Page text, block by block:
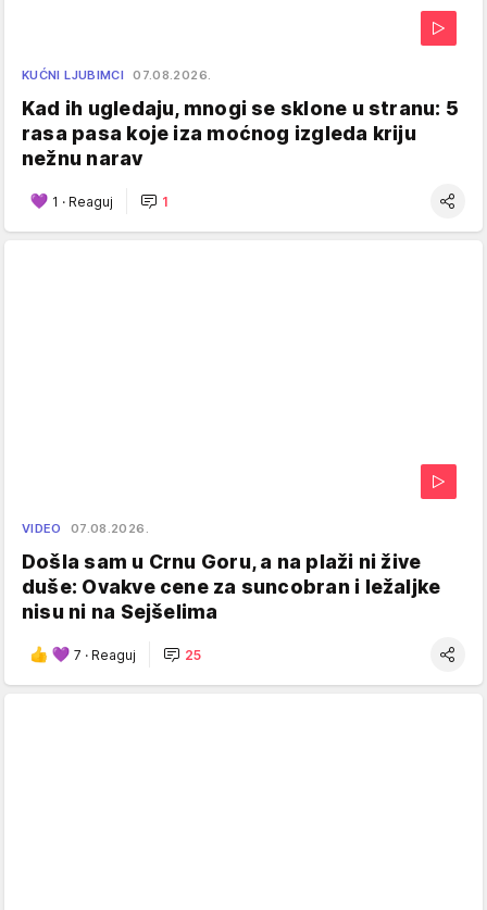
KUĆNI LJUBIMCI 07.08.2026.
Kad ih ugledaju, mnogi se sklone u stranu: 5
rasa pasa koje iza moćnog izgleda kriju
nežnu narav
1 · Reaguj 1
VIDEO 07.08.2026.
Došla sam u Crnu Goru, a na plaži ni žive
duše: Ovakve cene za suncobran i ležaljke
nisu ni na Sejšelima
7 · Reaguj 25